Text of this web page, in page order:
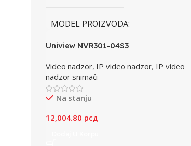
MODEL PROIZVODA
IPC6424SR-X25-VF
USLOVI RADA
Uniview NVR301-04S3
Video nadzor, IP video nadzor, IP video
nadzor snimači
Na stanju
12,004.80 рсд